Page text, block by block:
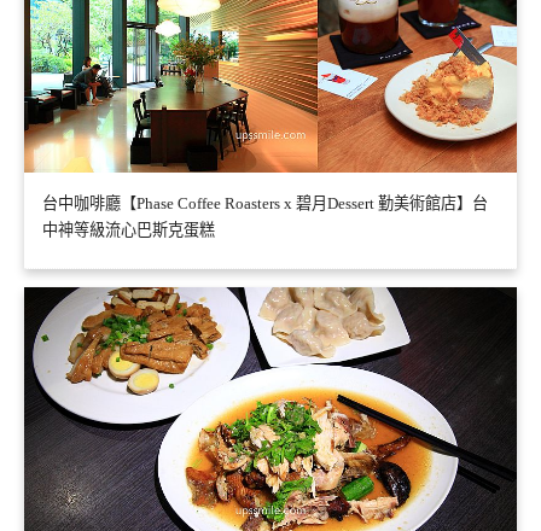
台中咖啡廳【Phase Coffee Roasters x 碧月Dessert 勤美術館店】台
中神等級流心巴斯克蛋糕